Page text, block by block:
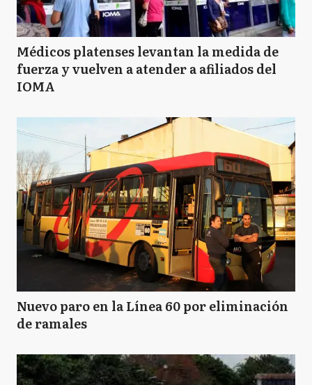
Médicos platenses levantan la medida de
fuerza y vuelven a atender a afiliados del
IOMA
Nuevo paro en la Línea 60 por eliminación
de ramales